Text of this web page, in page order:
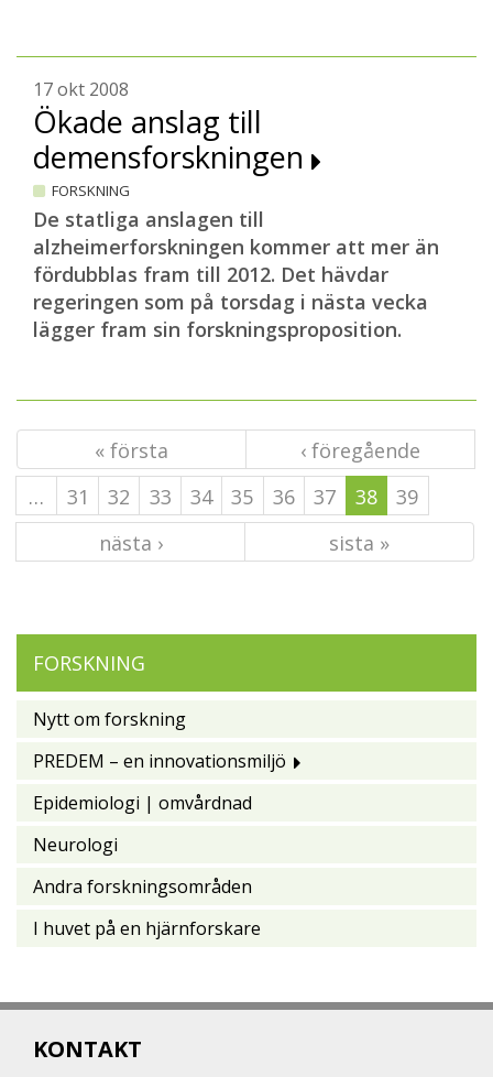
17 okt 2008
Ökade anslag till
demensforskningen
FORSKNING
De statliga anslagen till
alzheimerforskningen kommer att mer än
fördubblas fram till 2012. Det hävdar
regeringen som på torsdag i nästa vecka
lägger fram sin forskningsproposition.
« första
‹ föregående
…
31 32 33 34 35 36 37 38
39
nästa ›
sista »
FORSKNING
Nytt om forskning
PREDEM – en innovationsmiljö
Epidemiologi | omvårdnad
Neurologi
Andra forskningsområden
I huvet på en hjärnforskare
KONTAKT